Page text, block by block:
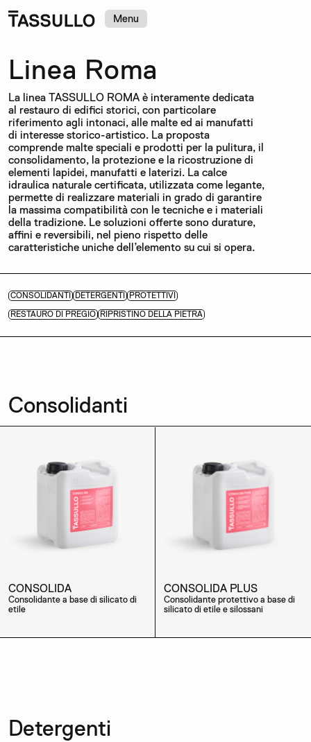
Menu
Linea Roma
La linea TASSULLO ROMA è interamente dedicata
al restauro di edifici storici, con particolare
riferimento agli intonaci, alle malte ed ai manufatti
di interesse storico-artistico. La proposta
comprende malte speciali e prodotti per la pulitura, il
consolidamento, la protezione e la ricostruzione di
elementi lapidei, manufatti e laterizi. La calce
idraulica naturale certificata, utilizzata come legante,
permette di realizzare materiali in grado di garantire
la massima compatibilità con le tecniche e i materiali
della tradizione. Le soluzioni offerte sono durature,
affini e reversibili, nel pieno rispetto delle
caratteristiche uniche dell’elemento su cui si opera.
CONSOLIDANTI DETERGENTI
PROTETTIVI
RESTAURO DI PREGIO RIPRISTINO DELLA PIETRA
Consolidanti
CONSOLIDA
Consolidante a base di silicato di
etile
CONSOLIDA PLUS
Consolidante protettivo a base di
silicato di etile e silossani
Detergenti